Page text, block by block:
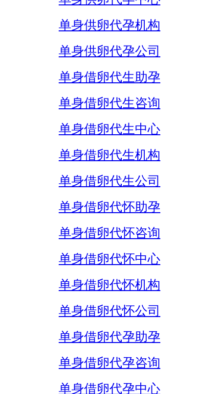
单身供卵代孕机构
单身供卵代孕公司
单身借卵代生助孕
单身借卵代生咨询
单身借卵代生中心
单身借卵代生机构
单身借卵代生公司
单身借卵代怀助孕
单身借卵代怀咨询
单身借卵代怀中心
单身借卵代怀机构
单身借卵代怀公司
单身借卵代孕助孕
单身借卵代孕咨询
单身借卵代孕中心